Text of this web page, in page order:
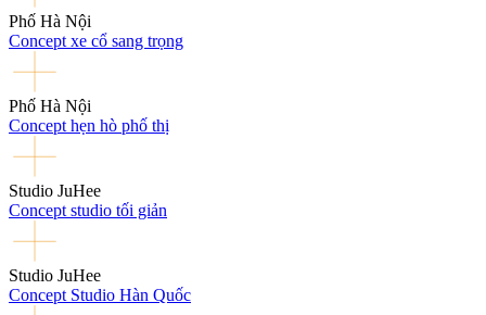
Phố Hà Nội
Concept xe cổ sang trọng
Phố Hà Nội
Concept hẹn hò phố thị
Studio JuHee
Concept studio tối giản
Studio JuHee
Concept Studio Hàn Quốc